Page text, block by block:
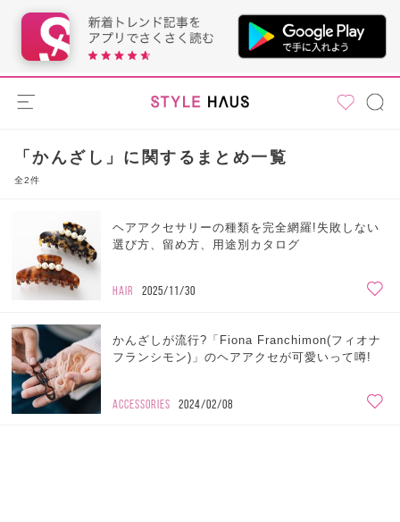
「かんざし」に関するまとめ一覧
全2件
ヘアアクセサリーの種類を完全網羅!失敗しない
選び方、留め方、用途別カタログ
HAIR 2025/11/30
かんざしが流行?「Fiona Franchimon(フィオナ
フランシモン)」のヘアアクセが可愛いって噂!
ACCESSORIES 2024/02/08